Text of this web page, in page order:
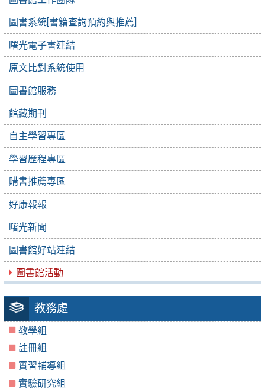
圖書系統[書籍查詢預約與推薦]
曙光電子書連結
原文比對系統使用
圖書館服務
館藏期刊
自主學習專區
學習歷程專區
購書推薦專區
好康報報
曙光新聞
圖書館好站連結
圖書館活動
教務處
教學組
註冊組
實習輔導組
實驗研究組